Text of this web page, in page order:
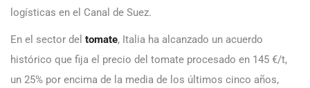
logísticas en el Canal de Suez.
En el sector del tomate, Italia ha alcanzado un acuerdo
histórico que fija el precio del tomate procesado en 145 €/t,
un 25% por encima de la media de los últimos cinco años,